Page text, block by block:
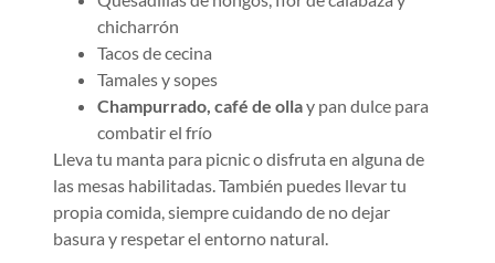
chicharrón
Tacos de cecina
Tamales y sopes
Champurrado, café de ollay pan dulce para
combatir el frío
Lleva tu manta para picnic o disfruta en alguna de
las mesas habilitadas. También puedes llevar tu
propia comida, siempre cuidando de no dejar
basura y respetar el entorno natural.